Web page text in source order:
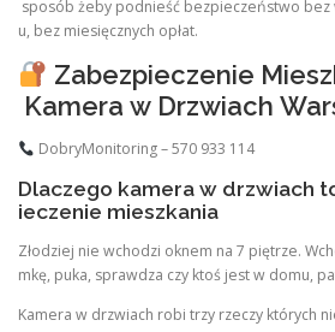
sposób żeby podnieść bezpieczeństwo bez
u, bez miesięcznych opłat.
Zabezpieczenie
Kamera w Drzwiach
DobryMonitoring – 570 933 114
Dlaczego kamera w drzwiach
ieczenie mieszkania
Złodziej nie wchodzi oknem na 7 piętrze.
mkę, puka, sprawdza czy ktoś jest w domu,
Kamera w drzwiach robi trzy rzeczy których